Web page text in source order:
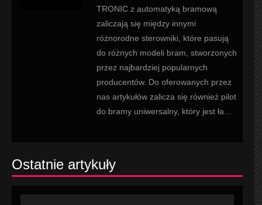
TRONIC z automatyką bramową
zaliczają się między innymi
różnorodne sterowniki, które pasują
do różnych modeli bram, stworzonych
przez najbardziej popularnych
producentów. Do oferowanych przez
nas artykułów zalicza się również pilot
do bramy uniwersalny, który jest ła...
Ostatnie artykuły